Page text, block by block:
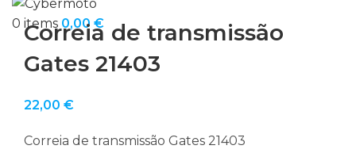
0 items 0,00 €
Correia de transmissão
Gates 21403
22,00 €
Correia de transmissão Gates 21403